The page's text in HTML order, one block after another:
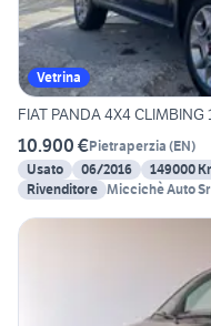
Vetrina
FIAT PANDA 4X4 CLIMBING
10.900 €Pietraperzia (EN)
Usato
06/2016 149000
Rivenditore Miccichè Auto